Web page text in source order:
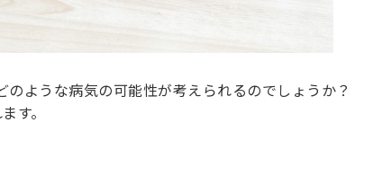
ような病気の可能性が考えられるのでしょうか？
す。